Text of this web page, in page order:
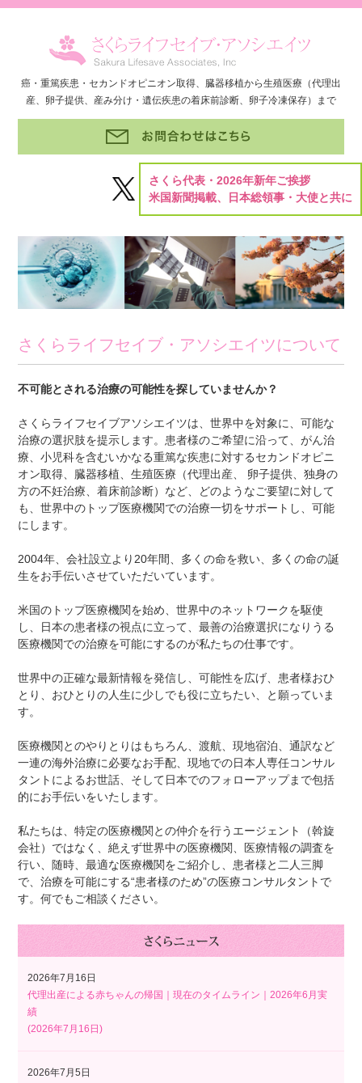
癌・重篤疾患・セカンドオピニオン取得、臓器移植から生殖医療（代理出
産、卵子提供、産み分け・遺伝疾患の着床前診断、卵子冷凍保存）まで
さくら代表・2026年新年ご挨拶
米国新聞掲載、日本総領事・大使と共に
さくらライフセイブ・アソシエイツについて
不可能とされる治療の可能性を探していませんか？
さくらライフセイブアソシエイツは、世界中を対象に、可能な
治療の選択肢を提示します。患者様のご希望に沿って、がん治
療、小児科を含むいかなる重篤な疾患に対するセカンドオピニ
オン取得、臓器移植、生殖医療（代理出産、 卵子提供、独身の
方の不妊治療、着床前診断）など、どのようなご要望に対して
も、世界中のトップ医療機関での治療一切をサポートし、可能
にします。
2004年、会社設立より20年間、多くの命を救い、多くの命の誕
生をお手伝いさせていただいています。
米国のトップ医療機関を始め、世界中のネットワークを駆使
し、日本の患者様の視点に立って、最善の治療選択になりうる
医療機関での治療を可能にするのが私たちの仕事です。
世界中の正確な最新情報を発信し、可能性を広げ、患者様おひ
とり、おひとりの人生に少しでも役に立ちたい、と願っていま
す。
医療機関とのやりとりはもちろん、渡航、現地宿泊、通訳など
一連の海外治療に必要なお手配、現地での日本人専任コンサル
タントによるお世話、そして日本でのフォローアップまで包括
的にお手伝いをいたします。
私たちは、特定の医療機関との仲介を行うエージェント（斡旋
会社）ではなく、絶えず世界中の医療機関、医療情報の調査を
行い、随時、最適な医療機関をご紹介し、患者様と二人三脚
で、治療を可能にする“患者様のため”の医療コンサルタントで
す。何でもご相談ください。
2026年7月16日
代理出産による赤ちゃんの帰国｜現在のタイムライン｜2026年6月実
績
(2026年7月16日)
2026年7月5日